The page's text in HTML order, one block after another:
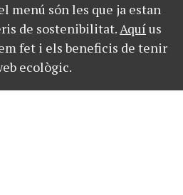
menú són les que ja estan
de sostenibilitat.Aquíus
fet i els beneficis de tenir
ecològic.